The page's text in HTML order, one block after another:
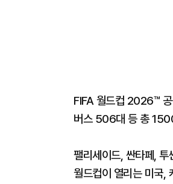
FIFA 월드컵 2026™ 공
버스 506대 등 총
팰리세이드, 싼타페,
월드컵이 열리는 미국,